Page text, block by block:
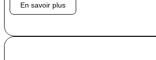
En savoir plus